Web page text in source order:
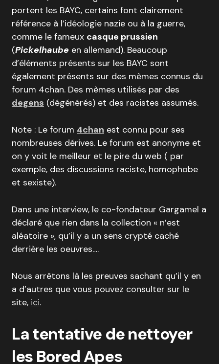
portent les BAYC, certains font clairement
référence à l’idéologie nazie ou à la guerre,
comme le fameux casque prussien
(Pickelhaube en allemand). Beaucoup
d’éléments présents sur les BAYC sont
également présents sur des mèmes connus du
forum 4chan. Des mèmes utilisés par des
degens (dégénérés) et des racistes assumés.
Note : Le forum 4chan est connu pour ses
nombreuses dérives. Le forum est anonyme et
on y voit le meilleur et le pire du web ( par
exemple, des discussions raciste, homophobe
et sexiste).
Dans une interview, le co-fondateur Gargamel a
déclaré que rien dans la collection « n’est
aléatoire », qu’il y a un sens crypté caché
derrière les oeuvres….
Nous arrêtons là les preuves sachant qu’il y en
a d’autres que vous pouvez consulter sur le
site, ici.
La tentative de nettoyer
les Bored Apes